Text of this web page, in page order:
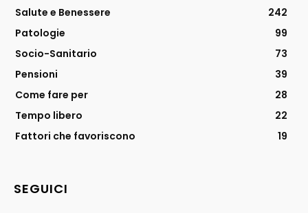
Salute e Benessere
242
Patologie
99
Socio-Sanitario
73
Pensioni
39
Come fare per
28
Tempo libero
22
Fattori che favoriscono
19
SEGUICI